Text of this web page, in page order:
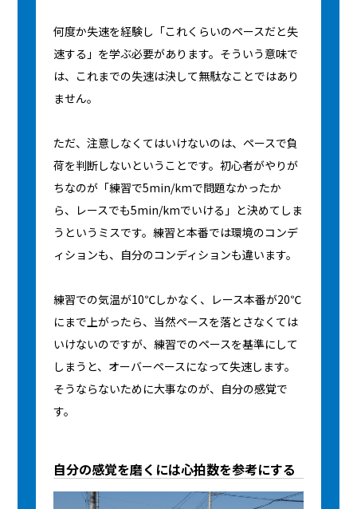
何度か失速を経験し「これくらいのペースだと失
速する」を学ぶ必要があります。そういう意味で
は、これまでの失速は決して無駄なことではあり
ません。
ただ、注意しなくてはいけないのは、ペースで負
荷を判断しないということです。初心者がやりが
ちなのが「練習で5min/kmで問題なかったか
ら、レースでも5min/kmでいける」と決めてしま
うというミスです。練習と本番では環境のコンデ
ィションも、自分のコンディションも違います。
練習での気温が10℃しかなく、レース本番が20℃
にまで上がったら、当然ペースを落とさなくては
いけないのですが、練習でのペースを基準にして
しまうと、オーバーペースになって失速します。
そうならないために大事なのが、自分の感覚で
す。
自分の感覚を磨くには心拍数を参考にする